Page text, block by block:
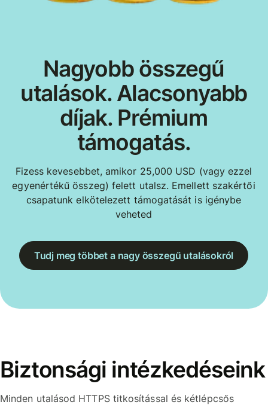
Nagyobb összegű
utalások. Alacsonyabb
díjak. Prémium
támogatás.
Fizess kevesebbet, amikor 25,000 USD (vagy ezzel
egyenértékű összeg) felett utalsz. Emellett szakértői
csapatunk elkötelezett támogatását is igénybe
veheted
Tudj meg többet a nagy összegű utalásokról
Biztonsági intézkedéseink
Minden utalásod HTTPS titkosítással és kétlépcsős